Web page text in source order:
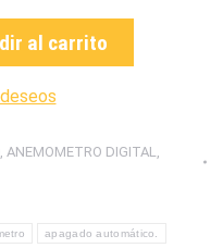
al carrito
, ANEMOMETRO DIGITAL,
apagado automático.